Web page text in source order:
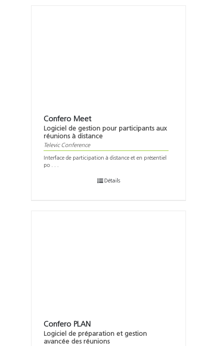
Confero Meet
Logiciel de gestion pour participants aux
réunions à distance
Televic Conference
Interface de participation à distance et en présentiel
po . . .
Détails
Confero PLAN
Logiciel de préparation et gestion
avancée des réunions